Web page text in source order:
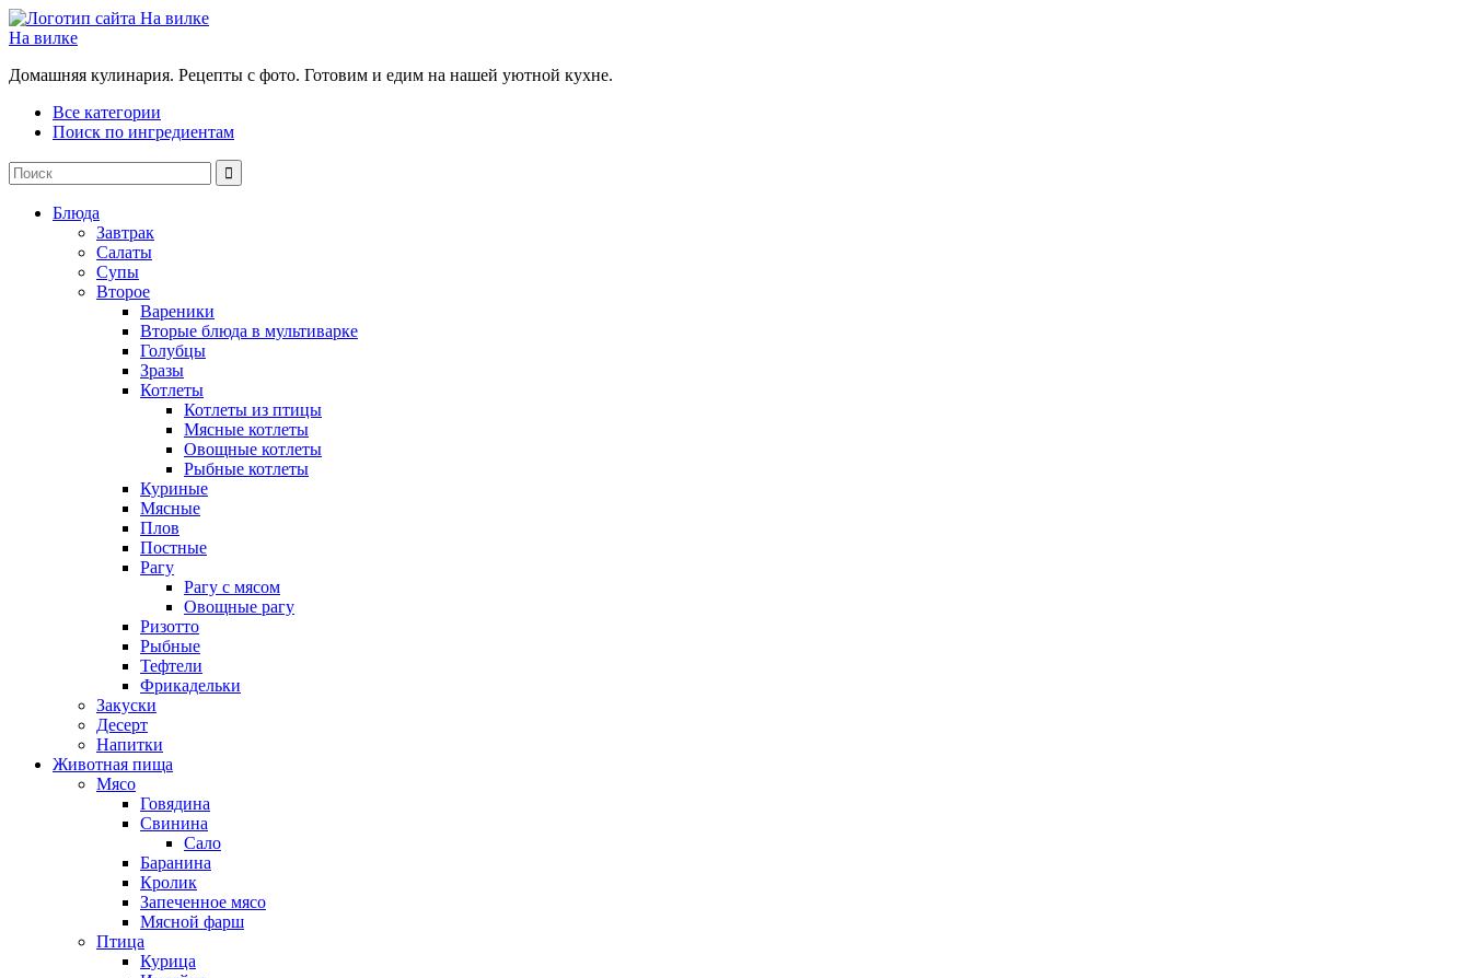
На вилке
Домашняя кулинария. Рецепты с фото. Готовим и едим на нашей уютной кухне.
Все категории
Поиск по ингредиентам
Блюда
Завтрак
Салаты
Супы
Второе
Вареники
Вторые блюда в мультиварке
Голубцы
Зразы
Котлеты
Котлеты из птицы
Мясные котлеты
Овощные котлеты
Рыбные котлеты
Куриные
Мясные
Плов
Постные
Рагу
Рагу с мясом
Овощные рагу
Ризотто
Рыбные
Тефтели
Фрикадельки
Закуски
Десерт
Напитки
Животная пища
Мясо
Говядина
Свинина
Сало
Баранина
Кролик
Запеченное мясо
Мясной фарш
Птица
Курица